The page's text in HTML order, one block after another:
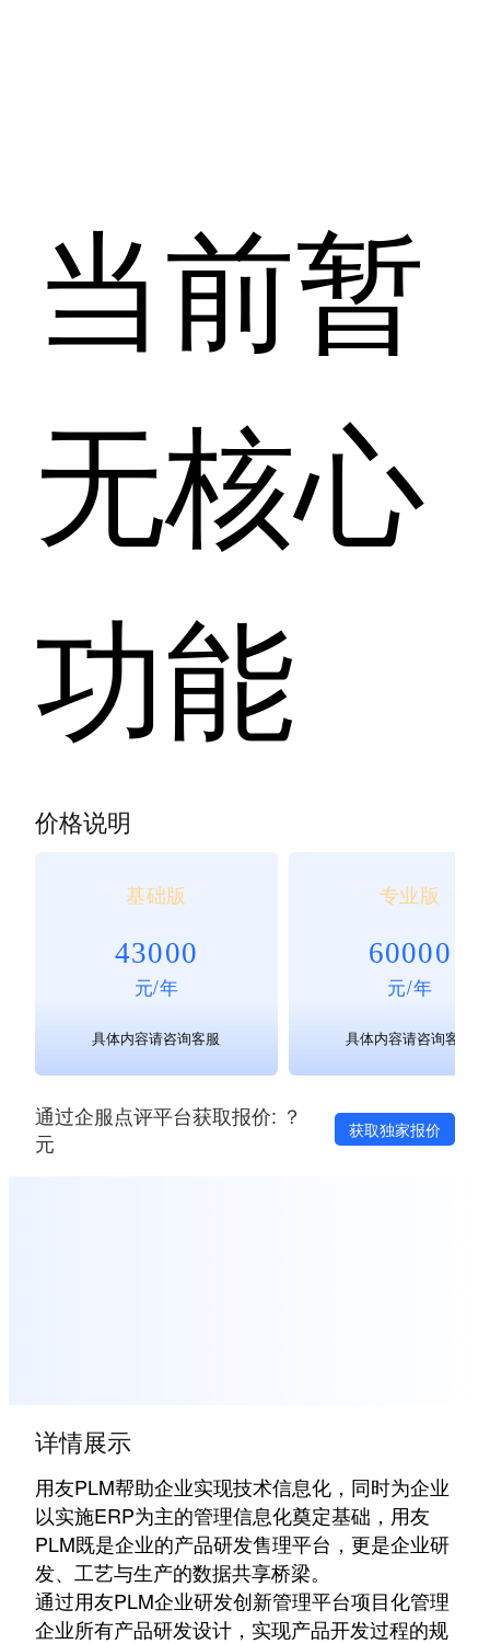
当前暂
无核心
功能
价格说明
基础版
43000
元/年
具体内容请咨询客服
专业版
60000
元/年
具体内容请咨询客服
通过企服点评平台获取报价: ？
元
获取独家报价
详情展示
用友PLM帮助企业实现技术信息化，同时为企业
以实施ERP为主的管理信息化奠定基础，用友
PLM既是企业的产品研发售理平台，更是企业研
发、工艺与生产的数据共享桥梁。
通过用友PLM企业研发创新管理平台项目化管理
企业所有产品研发设计，实现产品开发过程的规